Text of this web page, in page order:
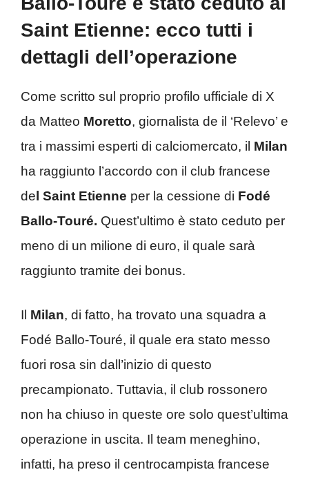
Saint Etienne: ecco tutti i
dettagli dell’operazione
Come scritto sul proprio profilo ufficiale di X
da Matteo Moretto, giornalista de il ‘Relevo’ e
tra i massimi esperti di calciomercato, il Milan
ha raggiunto l’accordo con il club francese
del Saint Etienne per la cessione di Fodé
Ballo-Touré. Quest’ultimo è stato ceduto per
meno di un milione di euro, il quale sarà
raggiunto tramite dei bonus.
Il Milan, di fatto, ha trovato una squadra a
Fodé Ballo-Touré, il quale era stato messo
fuori rosa sin dall’inizio di questo
precampionato. Tuttavia, il club rossonero
non ha chiuso in queste ore solo quest’ultima
operazione in uscita. Il team meneghino,
infatti, ha preso il centrocampista francese